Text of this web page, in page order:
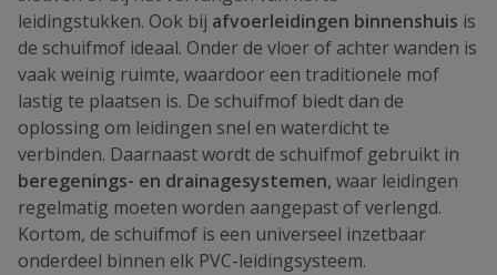
leidingstukken. Ook bij afvoerleidingen binnenshuis is
de schuifmof ideaal. Onder de vloer of achter wanden is
vaak weinig ruimte, waardoor een traditionele mof
lastig te plaatsen is. De schuifmof biedt dan de
oplossing om leidingen snel en waterdicht te
verbinden. Daarnaast wordt de schuifmof gebruikt in
beregenings- en drainagesystemen, waar leidingen
regelmatig moeten worden aangepast of verlengd.
Kortom, de schuifmof is een universeel inzetbaar
onderdeel binnen elk PVC-leidingsysteem.